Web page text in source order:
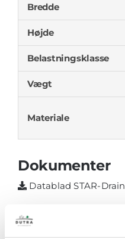
Bredde
Højde
Belastningsklasse
Vægt
Materiale
Dokumenter
Datablad STAR-Drain